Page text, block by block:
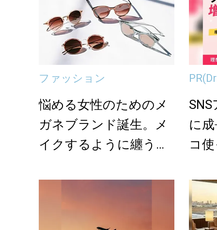
ファッション
悩める女性のためのメ
ガネブランド誕生。メ
イクするように纏うア
PR
に
コ